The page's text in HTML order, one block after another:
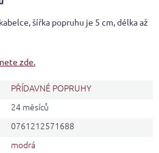
šířka popruhu je 5 cm, délka až
zde.
PŘÍDAVNÉ POPRUHY
24 měsíců
0761212571688
modrá